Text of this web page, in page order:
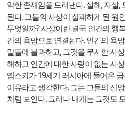
약한 존재임을 드러낸다. 살해, 자살,
된다. 그들의 사상이 실패하게 된 원
무엇일까? 사상이란 결국 인간의 행
간의 욕망으로 연결된다. 인간의 욕
말들에 불과하고, 그것을 무시한 사
해하고 인간에 대한 사랑이 없는 사
옙스키가 19세기 러시아에 들어온
이유라고 생각한다. 그는 그들의 신
처럼 보인다. 그러나 내게는 그것도